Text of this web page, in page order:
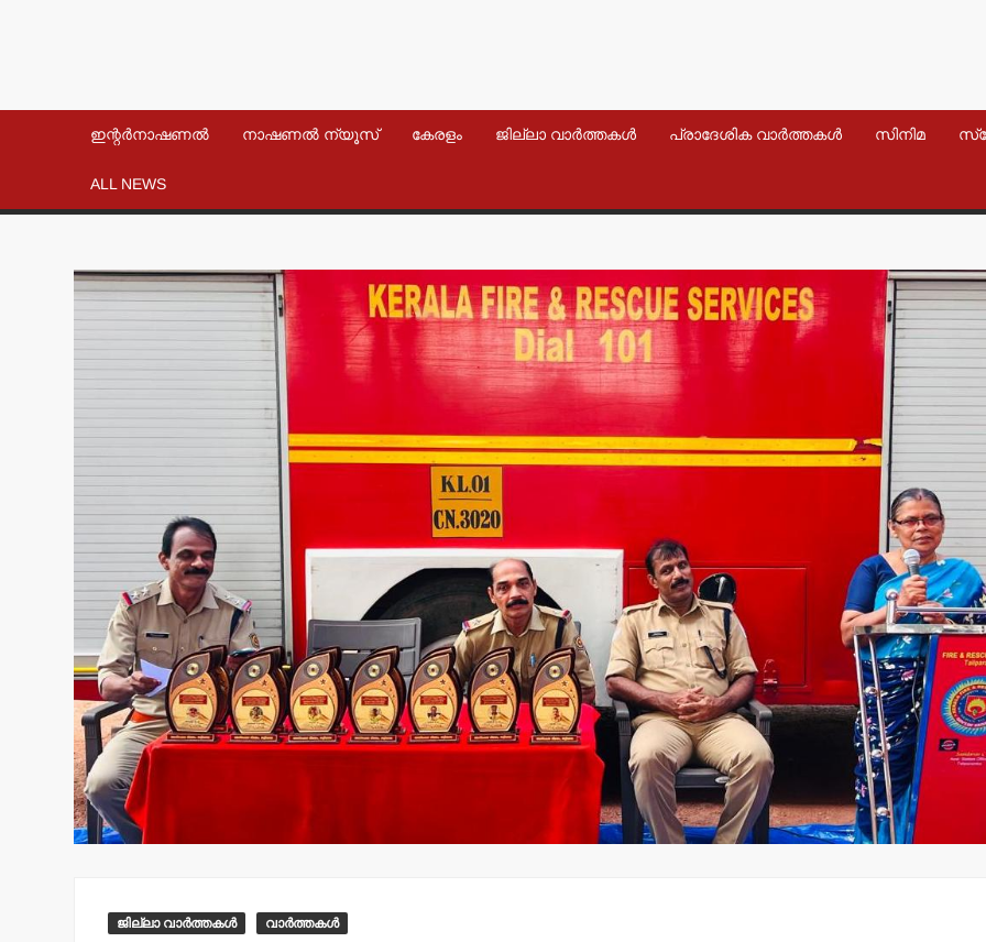
ഇന്റർനാഷണൽ നാഷണൽ ന്യൂസ് കേരളം ജില്ലാ വാർത്തകൾ പ്രാദേശിക വാർത്തകൾ സിനിമ
ALL NEWS
ജില്ലാ വാർത്തകൾ വാർത്തകൾ
വാർത്തകൾ
ചെറുപുഴയിലെ
പ്രത്യേക പാക്കേജ്
അനുവദിക്കണം-
എല്‍ഡിഎഫ്
admin3 August 8, 2026
വാർത്തകൾ
സ്വദേശി
admin3